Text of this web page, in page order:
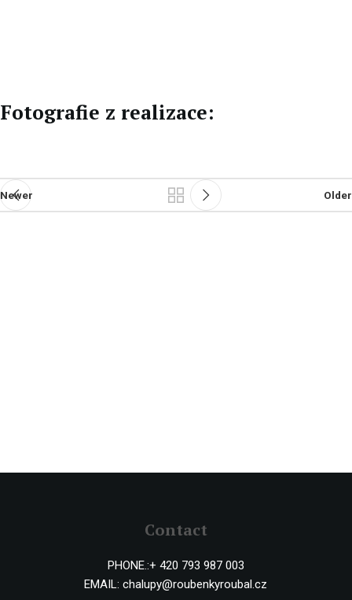
Fotografie z realizace:
Newer Older
Contact
PHONE.:+ 420 793 987 003
EMAIL:chalupy@roubenkyroubal.cz